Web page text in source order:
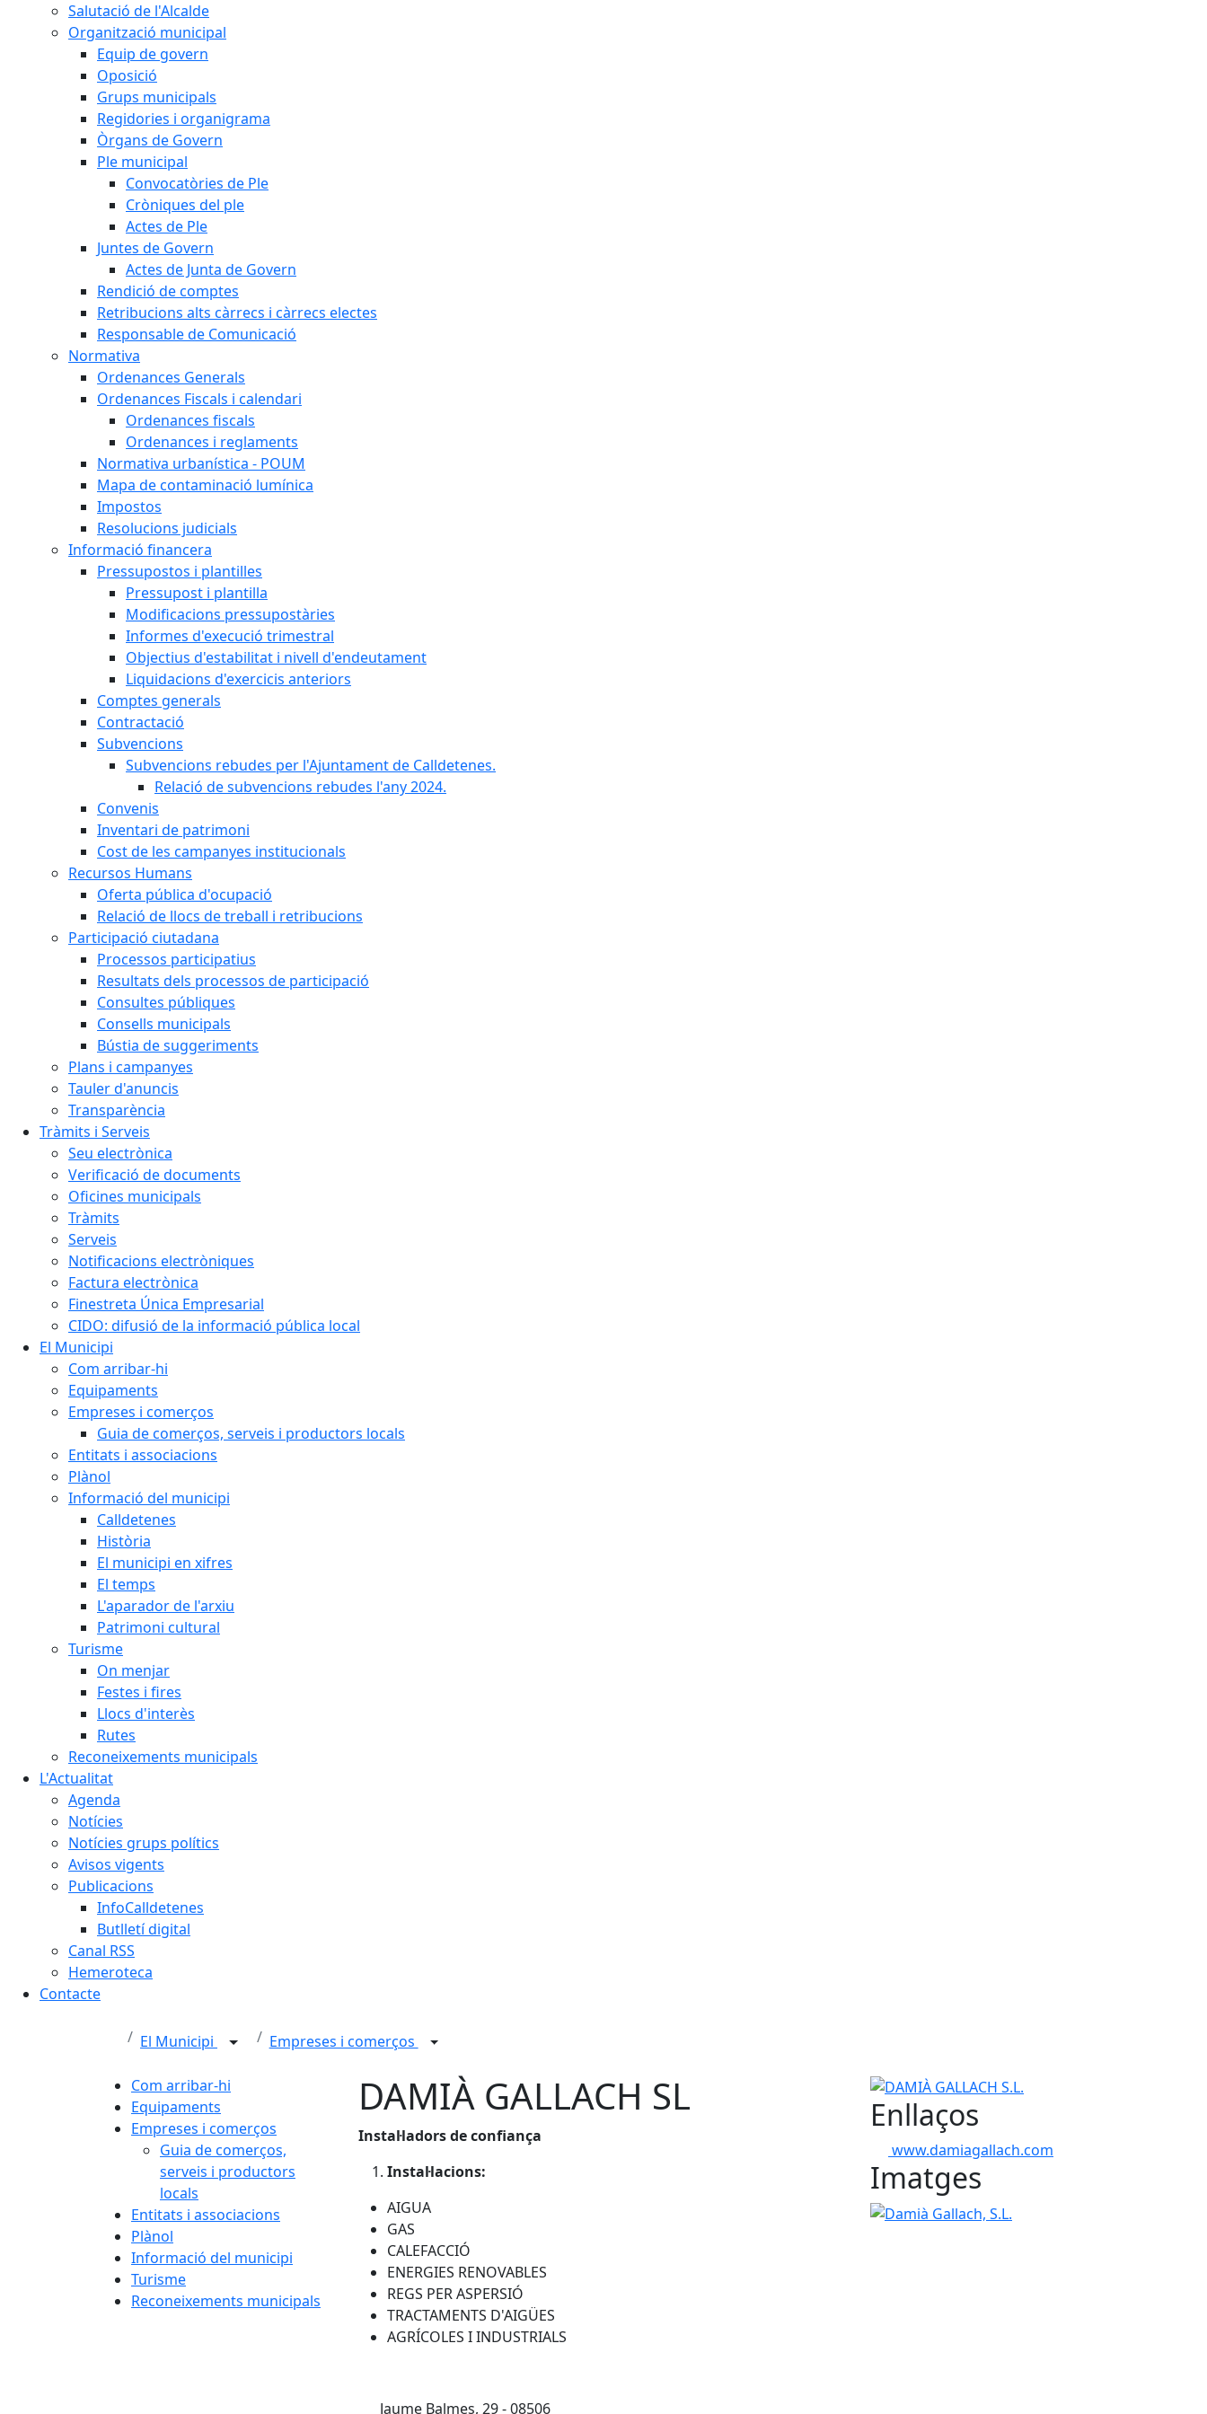
Salutació de l'Alcalde
Organització municipal
Equip de govern
Oposició
Grups municipals
Regidories i organigrama
Òrgans de Govern
Ple municipal
Convocatòries de Ple
Cròniques del ple
Actes de Ple
Juntes de Govern
Actes de Junta de Govern
Rendició de comptes
Retribucions alts càrrecs i càrrecs electes
Responsable de Comunicació
Normativa
Ordenances Generals
Ordenances Fiscals i calendari
Ordenances fiscals
Ordenances i reglaments
Normativa urbanística - POUM
Mapa de contaminació lumínica
Impostos
Resolucions judicials
Informació financera
Pressupostos i plantilles
Pressupost i plantilla
Modificacions pressupostàries
Informes d'execució trimestral
Objectius d'estabilitat i nivell d'endeutament
Liquidacions d'exercicis anteriors
Comptes generals
Contractació
Subvencions
Subvencions rebudes per l'Ajuntament de Calldetenes.
Relació de subvencions rebudes l'any 2024.
Convenis
Inventari de patrimoni
Cost de les campanyes institucionals
Recursos Humans
Oferta pública d'ocupació
Relació de llocs de treball i retribucions
Participació ciutadana
Processos participatius
Resultats dels processos de participació
Consultes públiques
Consells municipals
Bústia de suggeriments
Plans i campanyes
Tauler d'anuncis
Transparència
Tràmits i Serveis
Seu electrònica
Verificació de documents
Oficines municipals
Tràmits
Serveis
Notificacions electròniques
Factura electrònica
Finestreta Única Empresarial
CIDO: difusió de la informació pública local
El Municipi
Com arribar-hi
Equipaments
Empreses i comerços
Guia de comerços, serveis i productors locals
Entitats i associacions
Plànol
Informació del municipi
Calldetenes
Història
El municipi en xifres
El temps
L'aparador de l'arxiu
Patrimoni cultural
Turisme
On menjar
Festes i fires
Llocs d'interès
Rutes
Reconeixements municipals
L'Actualitat
Agenda
Notícies
Notícies grups polítics
Avisos vigents
Publicacions
InfoCalldetenes
Butlletí digital
Canal RSS
Hemeroteca
Contacte
El Municipi Empreses i comerços
Com arribar-hi
Equipaments
Empreses i comerços
Guia de comerços,
serveis i productors
locals
Entitats i associacions
Plànol
Informació del municipi
Turisme
Reconeixements municipals
DAMIÀ GALLACH SL
Instal·ladors de confiança
Instal·lacions:
AIGUA
GAS
CALEFACCIÓ
ENERGIES RENOVABLES
REGS PER ASPERSIÓ
TRACTAMENTS D'AIGÜES
AGRÍCOLES I INDUSTRIALS
Jaume Balmes, 29 - 08506
DAMIÀ GALLACH S.L.
Enllaços
www.damiagallach.com
Imatges
Damià Gallach, S.L.